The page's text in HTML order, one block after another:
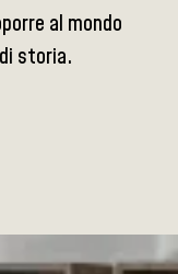
al mondo
storia.